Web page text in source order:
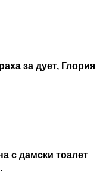
за дует, Глория
с дамски тоалет